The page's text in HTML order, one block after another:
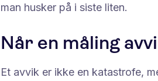
man husker på i siste liten.
Når en måling
Et avvik er ikke en katastrofe,